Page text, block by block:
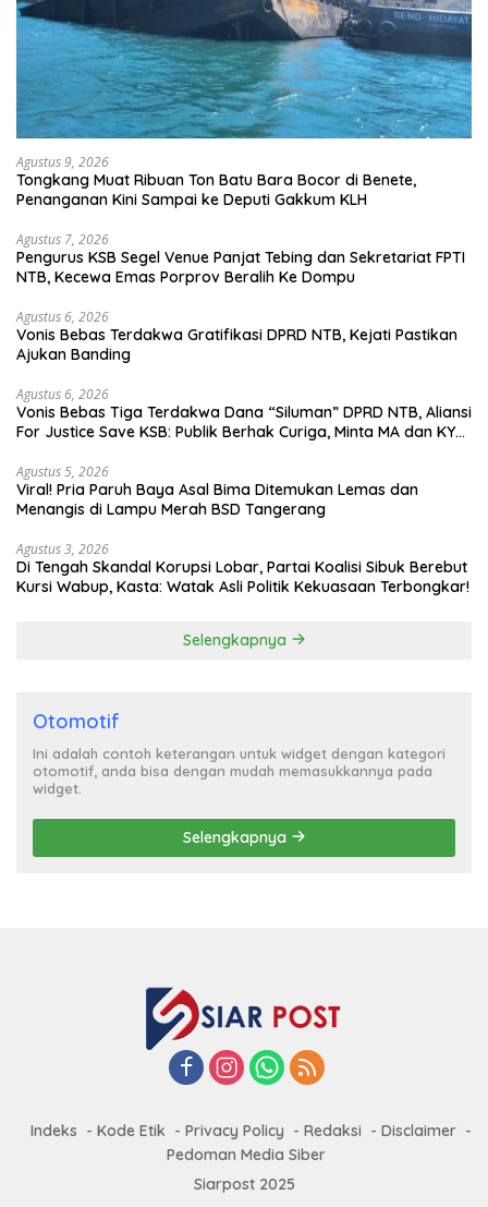
Agustus 9, 2026
Tongkang Muat Ribuan Ton Batu Bara Bocor di Benete,
Penanganan Kini Sampai ke Deputi Gakkum KLH
Agustus 7, 2026
Pengurus KSB Segel Venue Panjat Tebing dan Sekretariat FPTI
NTB, Kecewa Emas Porprov Beralih Ke Dompu
Agustus 6, 2026
Vonis Bebas Terdakwa Gratifikasi DPRD NTB, Kejati Pastikan
Ajukan Banding
Agustus 6, 2026
Vonis Bebas Tiga Terdakwa Dana “Siluman” DPRD NTB, Aliansi
For Justice Save KSB: Publik Berhak Curiga, Minta MA dan KY
Agustus 5, 2026
Viral! Pria Paruh Baya Asal Bima Ditemukan Lemas dan
Menangis di Lampu Merah BSD Tangerang
Agustus 3, 2026
Di Tengah Skandal Korupsi Lobar, Partai Koalisi Sibuk Berebut
Kursi Wabup, Kasta: Watak Asli Politik Kekuasaan Terbongkar!
Selengkapnya
Otomotif
Ini adalah contoh keterangan untuk widget dengan kategori
otomotif, anda bisa dengan mudah memasukkannya pada
widget.
Selengkapnya
Indeks Kode Etik Privacy Policy Redaksi
Disclaimer
Pedoman Media Siber
Siarpost 2025